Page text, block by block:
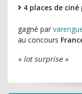
4 places de
gagné par
au concours
« lot surprise »